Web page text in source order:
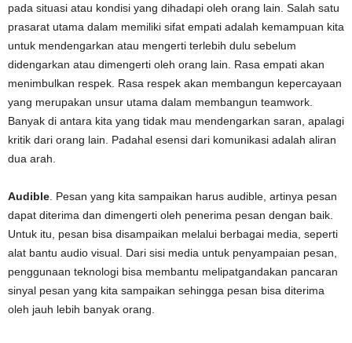
pada situasi atau kondisi yang dihadapi oleh orang lain. Salah satu
prasarat utama dalam memiliki sifat empati adalah kemampuan kita
untuk mendengarkan atau mengerti terlebih dulu sebelum
didengarkan atau dimengerti oleh orang lain. Rasa empati akan
menimbulkan respek. Rasa respek akan membangun kepercayaan
yang merupakan unsur utama dalam membangun teamwork.
Banyak di antara kita yang tidak mau mendengarkan saran, apalagi
kritik dari orang lain. Padahal esensi dari komunikasi adalah aliran
dua arah.
Audible . Pesan yang kita sampaikan harus audible, artinya pesan
dapat diterima dan dimengerti oleh penerima pesan dengan baik.
Untuk itu, pesan bisa disampaikan melalui berbagai media, seperti
alat bantu audio visual. Dari sisi media untuk penyampaian pesan,
penggunaan teknologi bisa membantu melipatgandakan pancaran
sinyal pesan yang kita sampaikan sehingga pesan bisa diterima
oleh jauh lebih banyak orang.